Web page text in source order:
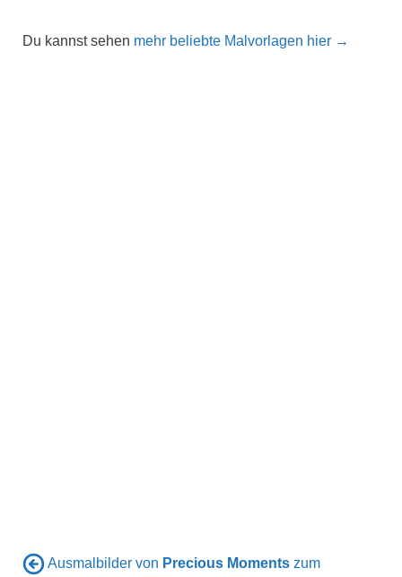
Du kannst sehen mehr beliebte Malvorlagen hier →
Ausmalbilder von Precious Moments zum